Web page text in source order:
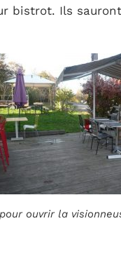
bistrot. Ils
ouvrir la